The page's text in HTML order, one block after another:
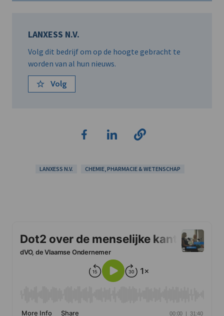
LANXESS N.V.
Volg dit bedrijf om op de hoogte gebracht te
worden van al hun nieuws.
Volg
LANXESS N.V. CHEMIE, PHARMACIE & WETENSCHAP